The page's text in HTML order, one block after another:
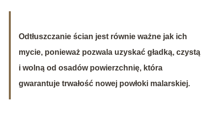
Odtłuszczanie ścian jest równie ważne jak ich
mycie, ponieważ pozwala uzyskać gładką, czystą
i wolną od osadów powierzchnię, która
gwarantuje trwałość nowej powłoki malarskiej.